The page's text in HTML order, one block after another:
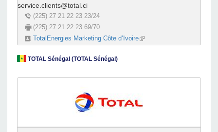
service.clients@total.ci
(225) 27 21 22 23 23/24
(225) 27 21 22 23 69/70
TotalEnergies Marketing Côte d’Ivoire(link is external)
TOTAL Sénégal (TOTAL Sénégal)